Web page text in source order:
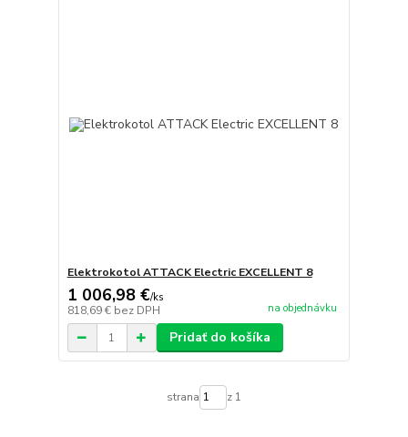
Elektrokotol ATTACK Electric EXCELLENT 8
1 006,98 €/ks
818,69 € bez DPH na objednávku
Pridať do košíka
strana z 1